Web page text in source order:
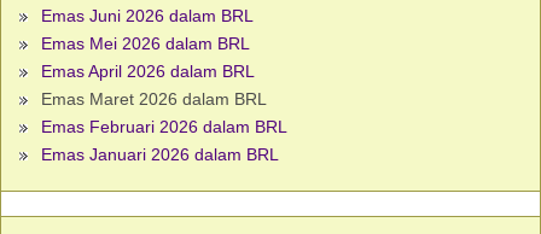
Emas Juni 2026 dalam BRL
Emas Mei 2026 dalam BRL
Emas April 2026 dalam BRL
Emas Maret 2026 dalam BRL
Emas Februari 2026 dalam BRL
Emas Januari 2026 dalam BRL